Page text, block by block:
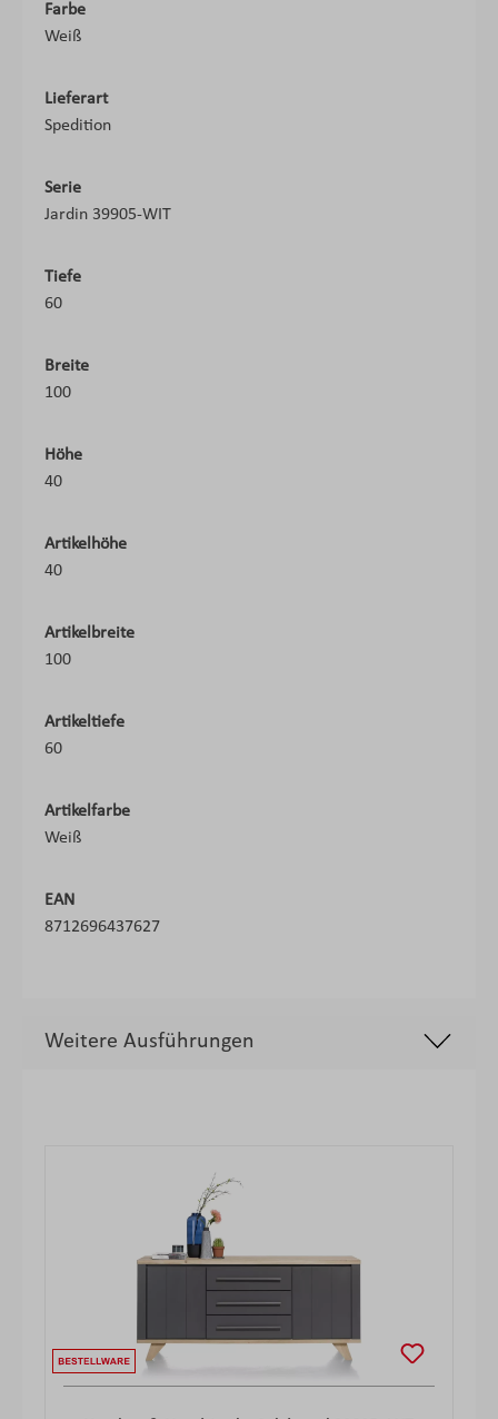
Farbe
Weiß
Lieferart
Spedition
Serie
Jardin 39905-WIT
Tiefe
60
Breite
100
Höhe
40
Artikelhöhe
40
Artikelbreite
100
Artikeltiefe
60
Artikelfarbe
Weiß
EAN
8712696437627
Weitere Ausführungen